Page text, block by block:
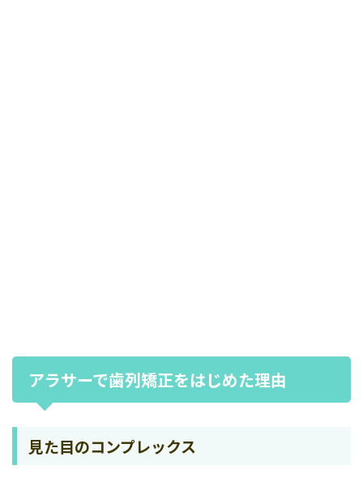
アラサーで歯列矯正をはじめた理由
見た目のコンプレックス